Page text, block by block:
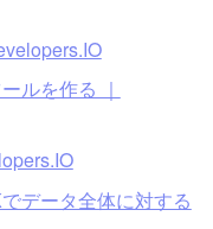
ルを作る ｜
データ全体に対する